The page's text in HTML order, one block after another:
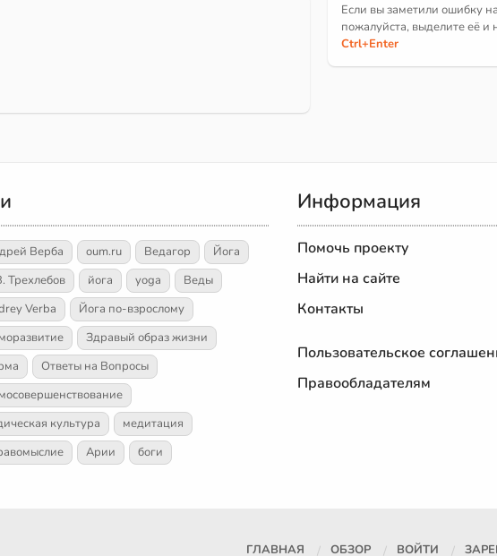
Если вы заметили ошибку
пожалуйста, выделите её и
Ctrl+Enter
Верба oum.ru Ведагор
Йога
Трехлебов
йога yoga
Веды
Verba
Йога по-взрослому
Здравый образ жизни
Ответы на Вопросы
культура
медитация
Арии боги
Информация
Помочь проекту
Найти на сайте
Контакты
Пользовательское
Правообладателям
ГЛАВНАЯ ОБЗОР ВОЙТИ